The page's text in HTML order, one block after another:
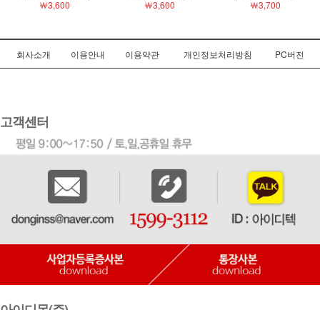
회사소개 이용안내 이용약관 개인정보처리방침 PC버전
고객센터